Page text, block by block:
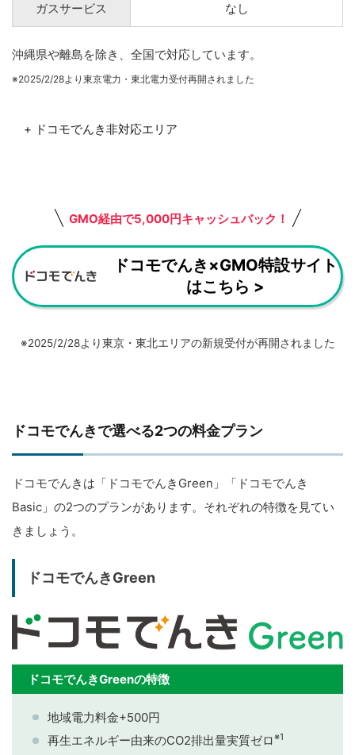
ガスサービス なし
沖縄県や離島を除き、全国で対応しています。
※2025/2/28より東京電力・東北電力受付再開されました
+ ドコモでんき非対応エリア
GMO経由で5,000円キャッシュバック！
ドコモでんき×GMO特設サイト
はこちら >
※2025/2/28より東京・東北エリアの新規受付が再開されました
ドコモでんきで選べる2つの料金プラン
ドコモでんきは「ドコモでんきGreen」「ドコモでんき
Basic」の2つのプランがあります。それぞれの特徴を見てい
きましょう。
ドコモでんきGreen
ドコモでんきGreenの特徴
地域電力料金+500円
再生エネルギー由来のCO2排出量実質ゼロ※1